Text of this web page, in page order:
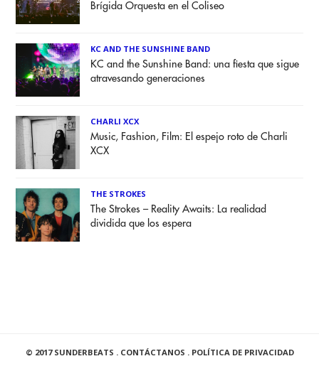
Brígida Orquesta en el Coliseo
KC AND THE SUNSHINE BAND
KC and the Sunshine Band: una fiesta que sigue
atravesando generaciones
CHARLI XCX
Music, Fashion, Film: El espejo roto de Charli
XCX
THE STROKES
The Strokes – Reality Awaits: La realidad
dividida que los espera
© 2017 SUNDERBEATS . CONTÁCTANOS . POLÍTICA DE PRIVACIDAD